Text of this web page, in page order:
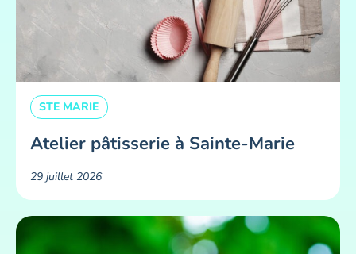
STE MARIE
Atelier pâtisserie à Sainte-Marie
29 juillet 2026